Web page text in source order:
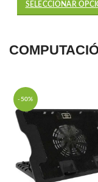
SELECCIONAR
-50%